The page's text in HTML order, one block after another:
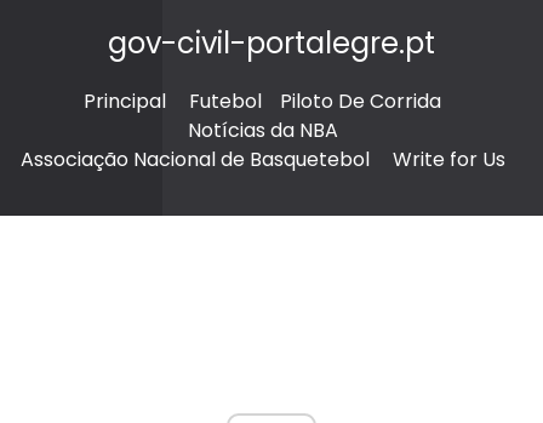
gov-civil-portalegre.pt
Principal Futebol
Piloto De Corrida
Notícias da NBA
Associação Nacional de Basquetebol
Write for Us